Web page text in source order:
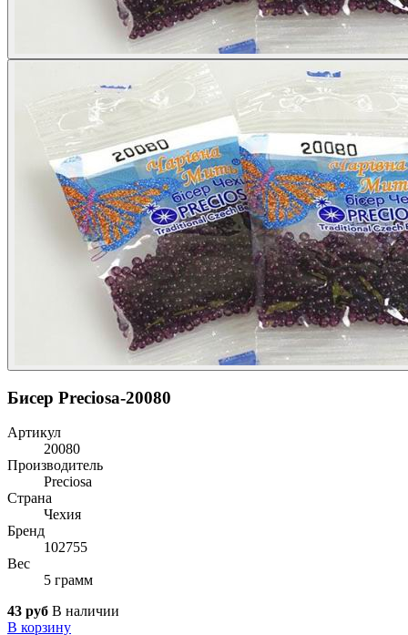
Бисер Preciosa-20080
Артикул
20080
Производитель
Preciosa
Страна
Чехия
Бренд
102755
Вес
5 грамм
43 руб В наличии
В корзину